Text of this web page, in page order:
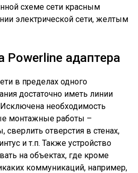
схеме сети красным
электрической сети, желтым
адаптера
в пределах одного
достаточно иметь линии
необходимость
монтажные работы –
сверлить отверстия в стенах,
и т.п. Также устройство
на объектах, где кроме
коммуникаций, например,